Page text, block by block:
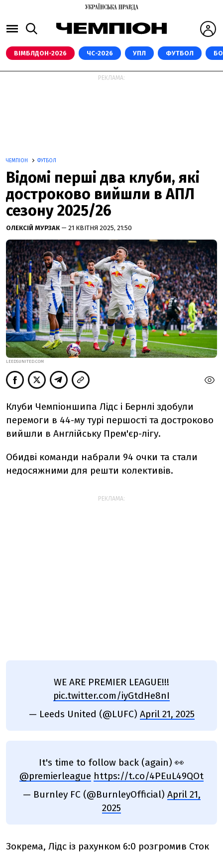
ВІМБЛДОН-2026 ЧС-2026 УПЛ ФУТБОЛ
РЕКЛАМА:
ЧЕМПІОН ФУТБОЛ
Відомі перші два клуби, які
достроково вийшли в АПЛ
сезону 2025/26
ОЛЕКСІЙ МУРЗАК — 21 КВІТНЯ 2025, 21:50
LEEDSUNITED.COM
Клуби Чемпіоншипа Лідс і Бернлі здобули
перемоги в 44-му турі першості та достроково
вийшли в Англійську Прем'єр-лігу.
Обидві команди набрали 94 очки та стали
недосяжними для решти колективів.
РЕКЛАМА:
WE ARE PREMIER LEAGUE!!!
pic.twitter.com/iyGtdHe8nI
— Leeds United (@LUFC) April 21, 2025
It's time to follow back (again) 👀
@premierleague https://t.co/4PEuL49QOt
— Burnley FC (@BurnleyOfficial) April 21,
2025
Зокрема, Лідс із рахунком 6:0 розгромив Сток